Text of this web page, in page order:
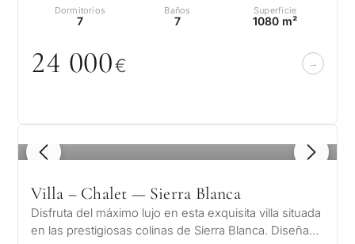
Dormitorios
7
Baños
7
Superficie
1080 m²
24 000€
1 / 8
Villa – Chalet — Sierra Blanca
Disfruta del máximo lujo en esta exquisita villa situada
en las prestigiosas colinas de Sierra Blanca. Diseñada
según su presupuesto,
legales.
Sin compromiso •
Confidencial • A su medida
de
←
Sólo 1 respuesta
experta